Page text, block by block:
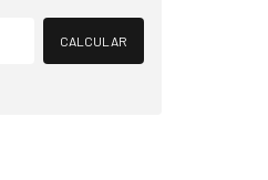
Alterar CEP
CALCULAR